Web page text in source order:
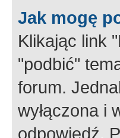
Jak mogę
Klikając link
"podbić"
forum.
wyłączona i
odpowiedź.